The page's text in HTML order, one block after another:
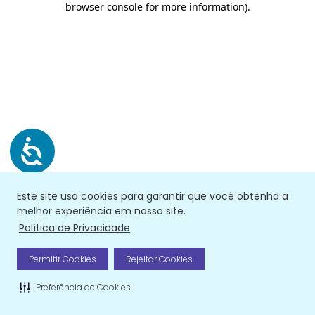
Este site usa cookies para garantir que você obtenha a
melhor experiência em nosso site.
Política de Privacidade
Permitir Cookies Rejeitar Cookies
Preferência de Cookies
browser console for more information).